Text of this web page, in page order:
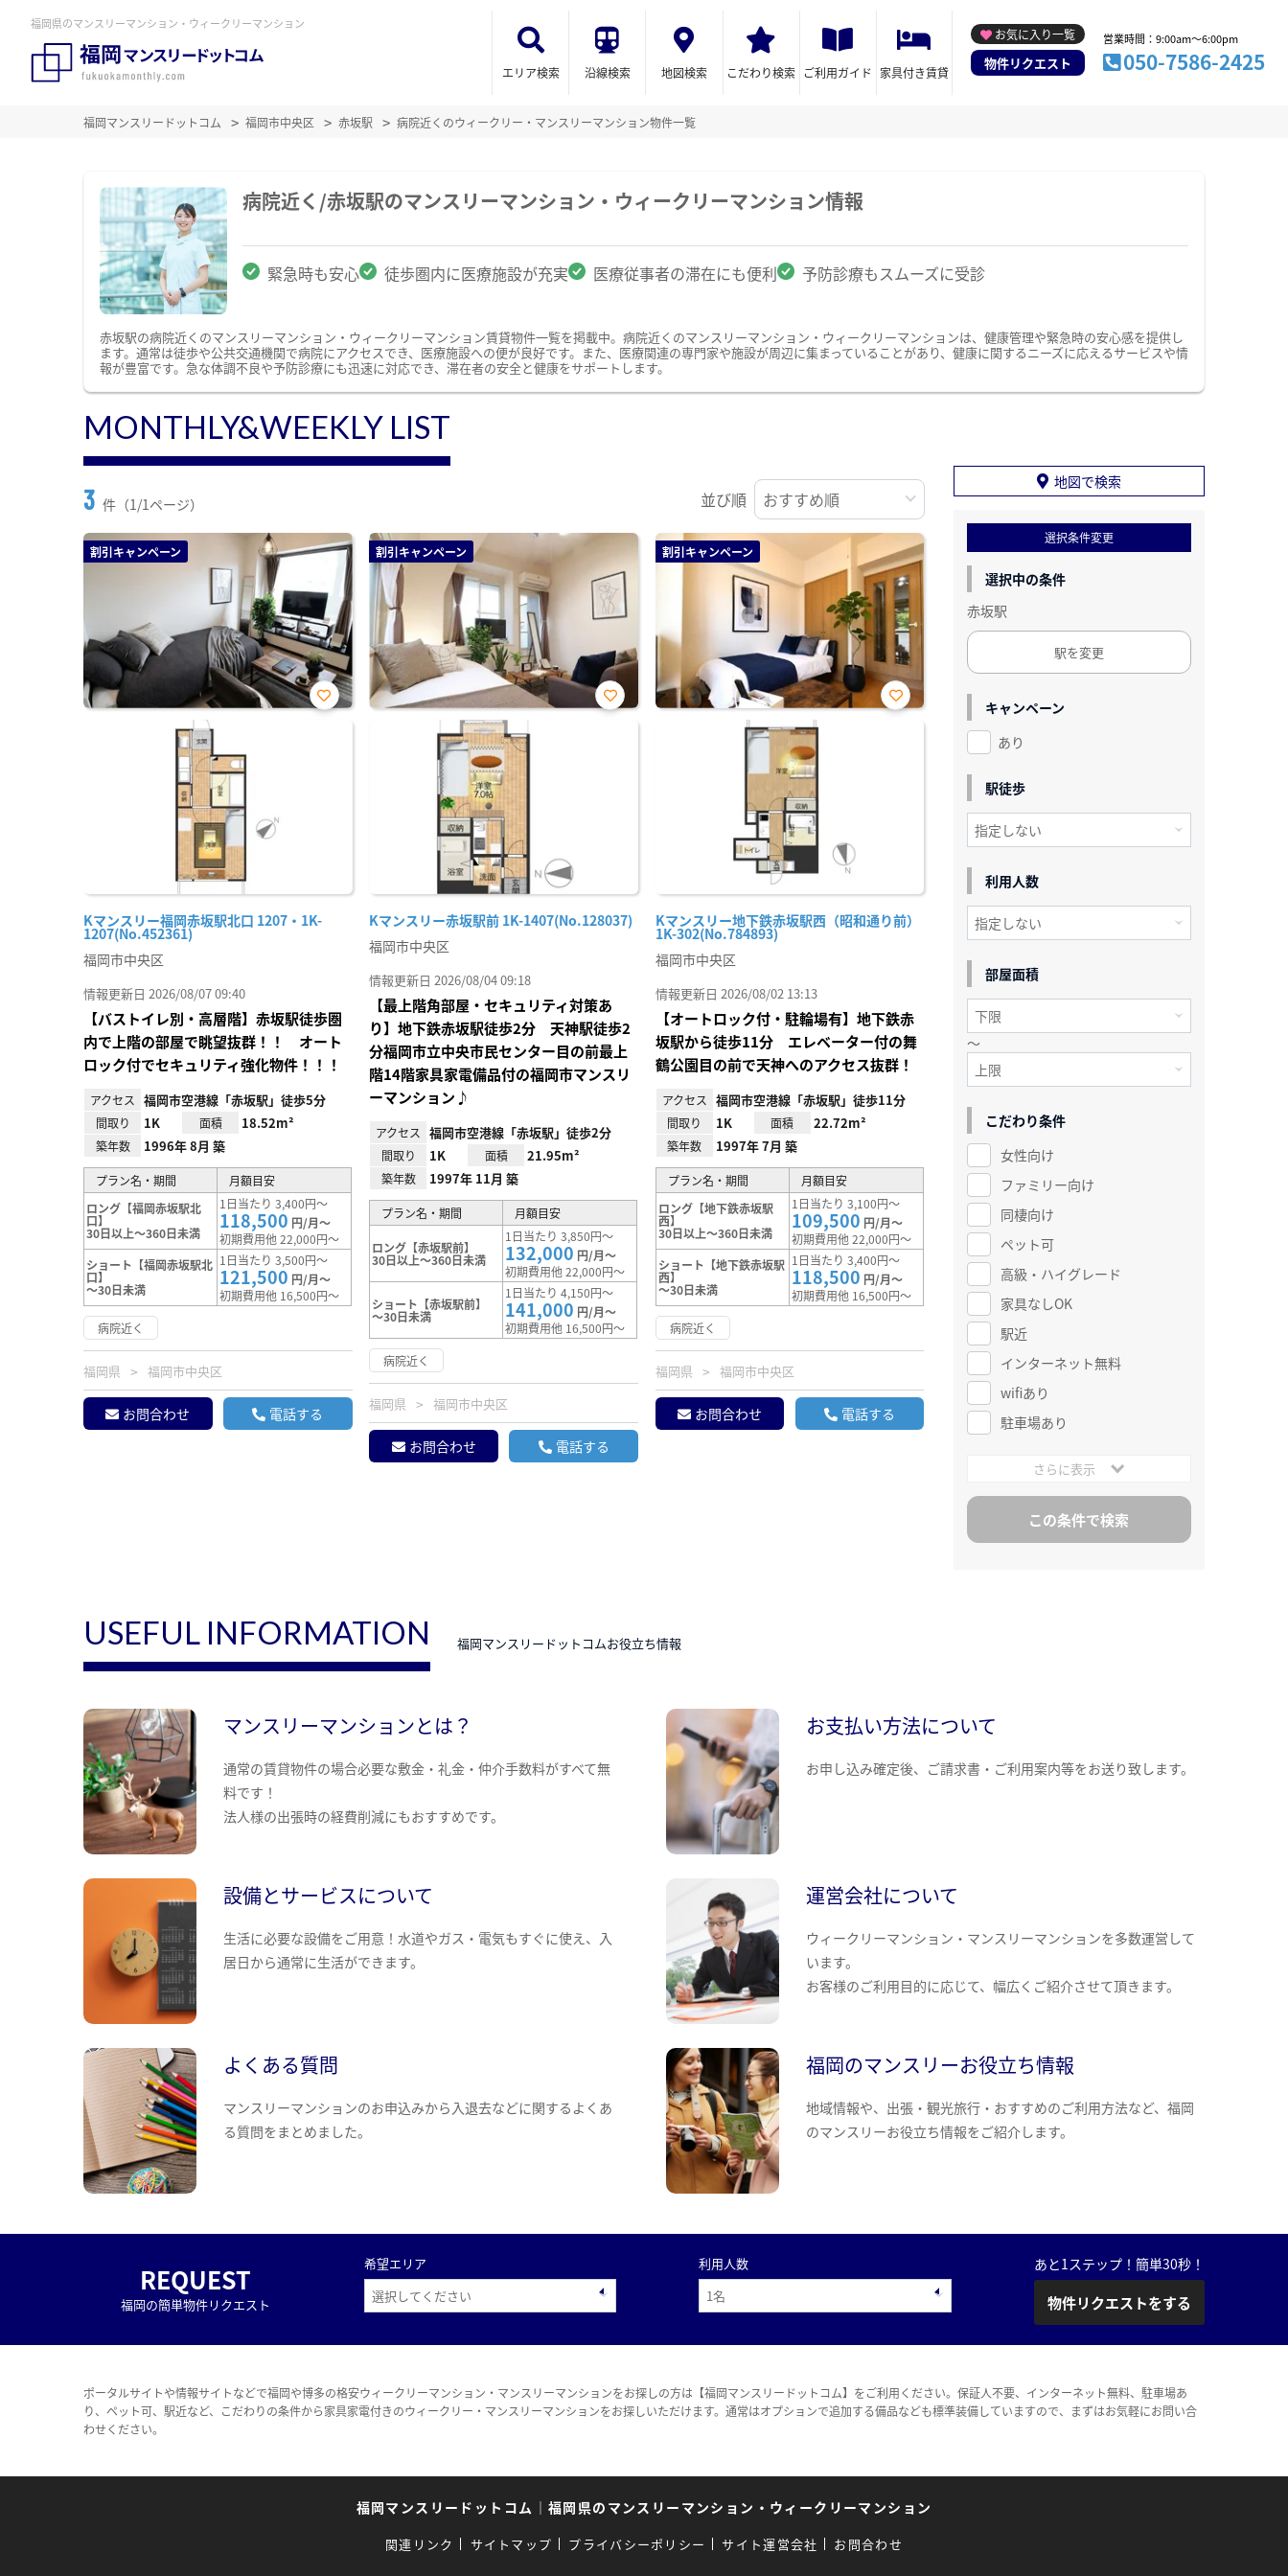
福岡県のマンスリーマンション・ウィークリーマンション
エリア検索 沿線検索 地図検索 こだわり検索 ご利用ガイド 家具付き賃貸
お気に入り一覧
物件リクエスト
営業時間：9:00am～6:00pm
050-7586-2425
福岡マンスリードットコム 福岡市中央区 赤坂駅 病院近くのウィークリー・マンスリーマンション物件一覧
病院近く/赤坂駅のマンスリーマンション・ウィークリーマンション情報
緊急時も安心 徒歩圏内に医療施設が充実 医療従事者の滞在にも便利 予防診療もスムーズに受診
赤坂駅の病院近くのマンスリーマンション・ウィークリーマンション賃貸物件一覧を掲載中。病院近くのマンスリーマンション・ウィークリーマンションは、健康管理や緊急時の安心感を提供し
ます。通常は徒歩や公共交通機関で病院にアクセスでき、医療施設への便が良好です。また、医療関連の専門家や施設が周辺に集まっていることがあり、健康に関するニーズに応えるサービスや情
報が豊富です。急な体調不良や予防診療にも迅速に対応でき、滞在者の安全と健康をサポートします。
MONTHLY&WEEKLY LIST
3 件（1/1ページ） 並び順
割引キャンペーン
Kマンスリー福岡赤坂駅北口 1207・1K-
1207(No.452361)
お気
福岡市中央区
情報更新日 2026/08/07 09:40
【バストイレ別・高層階】赤坂駅徒歩圏
内で上階の部屋で眺望抜群！！ オート
ロック付でセキュリティ強化物件！！！
アクセス 福岡市空港線「赤坂駅」徒歩5分
間取り 1K 面積 18.52m²
築年数 1996年 8月 築
プラン名・期間
月額目安
ロング【福岡赤坂駅北
口】
30日以上～360日未満
1日当たり 3,400円～
118,500 円/月～
初期費用他 22,000円～
ショート【福岡赤坂駅北
口】
～30日未満
1日当たり 3,500円～
121,500 円/月～
初期費用他 16,500円～
病院近く
福岡県 福岡市中央区
お問合わせ 電話する
割引キャンペーン
Kマンスリー赤坂駅前 1K-1407(No.128037)
お気
福岡市中央区
情報更新日 2026/08/04 09:18
【最上階角部屋・セキュリティ対策あ
り】地下鉄赤坂駅徒歩2分 天神駅徒歩2
分福岡市立中央市民センター目の前最上
階14階家具家電備品付の福岡市マンスリ
ーマンション♪
アクセス 福岡市空港線「赤坂駅」徒歩2分
間取り 1K 面積 21.95m²
築年数 1997年 11月 築
プラン名・期間 月額目安
ロング【赤坂駅前】
30日以上～360日未満
1日当たり 3,850円～
132,000 円/月～
初期費用他 22,000円～
ショート【赤坂駅前】
～30日未満
1日当たり 4,150円～
141,000 円/月～
初期費用他 16,500円～
病院近く
福岡県 福岡市中央区
お問合わせ 電話する
割引キャンペーン
Kマンスリー地下鉄赤坂駅西（昭和通り前）
1K-302(No.784893)
お気
福岡市中央区
情報更新日 2026/08/02 13:13
【オートロック付・駐輪場有】地下鉄赤
坂駅から徒歩11分 エレベーター付の舞
鶴公園目の前で天神へのアクセス抜群！
アクセス 福岡市空港線「赤坂駅」徒歩11分
間取り 1K 面積 22.72m²
築年数 1997年 7月 築
プラン名・期間
月額目安
ロング【地下鉄赤坂駅
西】
30日以上～360日未満
1日当たり 3,100円～
109,500 円/月～
初期費用他 22,000円～
ショート【地下鉄赤坂駅
西】
～30日未満
1日当たり 3,400円～
118,500 円/月～
初期費用他 16,500円～
病院近く
福岡県 福岡市中央区
お問合わせ 電話する
地図で検索
選択条件変更
選択中の条件
赤坂駅
駅を変更
キャンペーン
あり
駅徒歩
利用人数
部屋面積
～
こだわり条件
女性向け
ファミリー向け
同棲向け
ペット可
高級・ハイグレード
家具なしOK
駅近
インターネット無料
wifiあり
駐車場あり
さらに表示
USEFUL INFORMATION 福岡マンスリードットコムお役立ち情報
マンスリーマンションとは？
通常の賃貸物件の場合必要な敷金・礼金・仲介手数料がすべて無
料です！
法人様の出張時の経費削減にもおすすめです。
お支払い方法について
お申し込み確定後、ご請求書・ご利用案内等をお送り致します。
設備とサービスについて
生活に必要な設備をご用意！水道やガス・電気もすぐに使え、入
居日から通常に生活ができます。
運営会社について
ウィークリーマンション・マンスリーマンションを多数運営して
います。
お客様のご利用目的に応じて、幅広くご紹介させて頂きます。
よくある質問
マンスリーマンションのお申込みから入退去などに関するよくあ
る質問をまとめました。
福岡のマンスリーお役立ち情報
地域情報や、出張・観光旅行・おすすめのご利用方法など、福岡
のマンスリーお役立ち情報をご紹介します。
REQUEST
福岡の簡単物件リクエスト
希望エリア 利用人数 あと1ステップ！簡単30秒！
物件リクエストをする
ポータルサイトや情報サイトなどで福岡や博多の格安ウィークリーマンション・マンスリーマンションをお探しの方は【福岡マンスリードットコム】をご利用ください。保証人不要、インターネット無料、駐車場あ
り、ペット可、駅近など、こだわりの条件から家具家電付きのウィークリー・マンスリーマンションをお探しいただけます。通常はオプションで追加する備品なども標準装備していますので、まずはお気軽にお問い合
わせください。
福岡マンスリードットコム ｜ 福岡県のマンスリーマンション・ウィークリーマンション
関連リンク サイトマップ プライバシーポリシー サイト運営会社 お問合わせ